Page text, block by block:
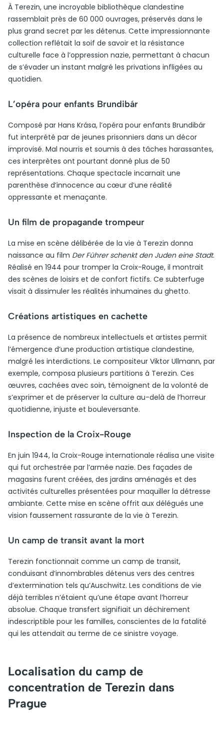
À Terezin, une incroyable bibliothèque clandestine
rassemblait près de 60 000 ouvrages, préservés dans le
plus grand secret par les détenus. Cette impressionnante
collection reflétait la soif de savoir et la résistance
culturelle face à l’oppression nazie, permettant à chacun
de s’évader un instant malgré les privations infligées au
quotidien.
L’opéra pour enfants Brundibár
Composé par Hans Krása, l’opéra pour enfants Brundibár
fut interprété par de jeunes prisonniers dans un décor
improvisé. Mal nourris et soumis à des tâches harassantes,
ces interprètes ont pourtant donné plus de 50
représentations. Chaque spectacle incarnait une
parenthèse d’innocence au cœur d’une réalité
oppressante et menaçante.
Un film de propagande trompeur
La mise en scène délibérée de la vie à Terezin donna
naissance au film Der Führer schenkt den Juden eine Stadt.
Réalisé en 1944 pour tromper la Croix-Rouge, il montrait
des scènes de loisirs et de confort fictifs. Ce subterfuge
visait à dissimuler les réalités inhumaines du ghetto.
Créations artistiques en cachette
La présence de nombreux intellectuels et artistes permit
l’émergence d’une production artistique clandestine,
malgré les interdictions. Le compositeur Viktor Ullmann, par
exemple, composa plusieurs partitions à Terezin. Ces
œuvres, cachées avec soin, témoignent de la volonté de
s’exprimer et de préserver la culture au-delà de l’horreur
quotidienne, injuste et bouleversante.
Inspection de la Croix-Rouge
En juin 1944, la Croix-Rouge internationale réalisa une visite
qui fut orchestrée par l’armée nazie. Des façades de
magasins furent créées, des jardins aménagés et des
activités culturelles présentées pour maquiller la détresse
ambiante. Cette mise en scène offrit aux délégués une
vision faussement rassurante de la vie à Terezin.
Un camp de transit avant la mort
Terezin fonctionnait comme un camp de transit,
conduisant d’innombrables détenus vers des centres
d’extermination tels qu’Auschwitz. Les conditions de vie
déjà terribles n’étaient qu’une étape avant l’horreur
absolue. Chaque transfert signifiait un déchirement
indescriptible pour les familles, conscientes de la fatalité
qui les attendait au terme de ce sinistre voyage.
Localisation du camp de
concentration de Terezin dans
Prague